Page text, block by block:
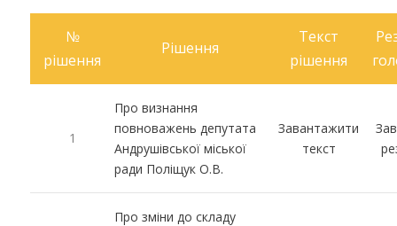
№
рішення
Рішення
Текст
рішення
1
Про визнання
повноважень депутата
Андрушівської міської
ради Поліщук О.В.
Завантажити
текст
Про зміни до складу